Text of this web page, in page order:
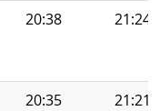
20:38 21:24
20:35 21:21